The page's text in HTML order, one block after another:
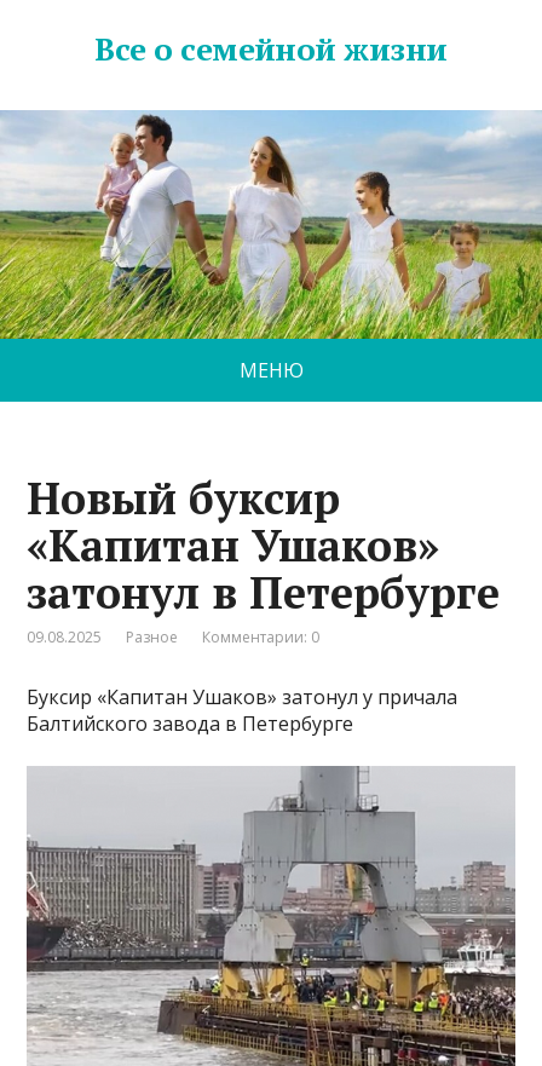
Все о семейной жизни
МЕНЮ
Новый буксир
«Капитан Ушаков»
затонул в Петербурге
09.08.2025 Разное Комментарии: 0
Буксир «Капитан Ушаков» затонул у причала
Балтийского завода в Петербурге